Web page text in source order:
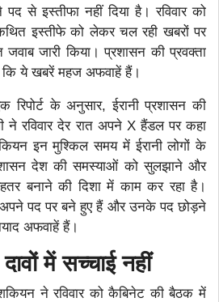
से इस्तीफा नहीं दिया है। रविवार को
इस्तीफे को लेकर चल रही खबरों पर
जवाब जारी किया। प्रशासन की प्रवक्ता
कि ये खबरें महज अफवाहें हैं।
के अनुसार, ईरानी प्रशासन की
ने रविवार देर रात अपने X हैंडल पर कहा
इन मुश्किल समय में ईरानी लोगों के
देश की समस्याओं को सुलझाने और
बनाने की दिशा में काम कर रहा है।
अपने पद पर बने हुए हैं और उनके पद छोड़ने
अफवाहें हैं।
में सच्चाई नहीं
ने रविवार को कैबिनेट की बैठक में